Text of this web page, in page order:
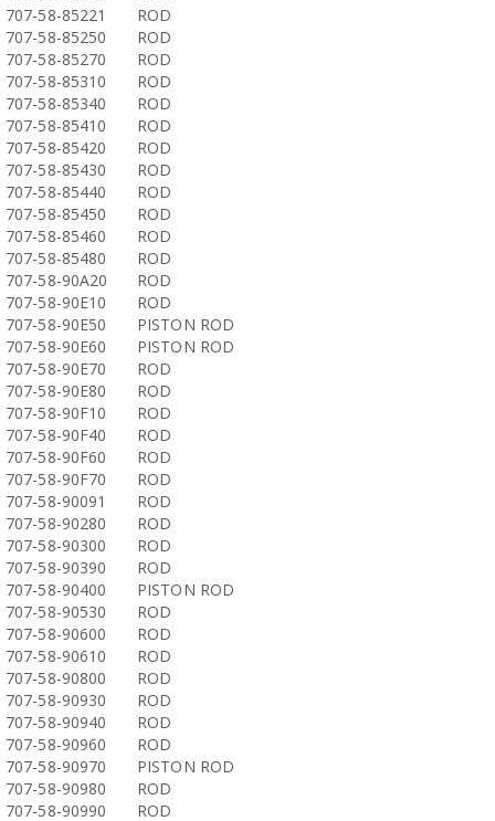
707-58-85221
ROD
707-58-85250
ROD
707-58-85270
ROD
707-58-85310
ROD
707-58-85340
ROD
707-58-85410
ROD
707-58-85420
ROD
707-58-85430
ROD
707-58-85440
ROD
707-58-85450
ROD
707-58-85460
ROD
707-58-85480
ROD
707-58-90A20
ROD
707-58-90E10
ROD
707-58-90E50
PISTON ROD
707-58-90E60
PISTON ROD
707-58-90E70
ROD
707-58-90E80
ROD
707-58-90F10
ROD
707-58-90F40
ROD
707-58-90F60
ROD
707-58-90F70
ROD
707-58-90091
ROD
707-58-90280
ROD
707-58-90300
ROD
707-58-90390
ROD
707-58-90400
PISTON ROD
707-58-90530
ROD
707-58-90600
ROD
707-58-90610
ROD
707-58-90800
ROD
707-58-90930
ROD
707-58-90940
ROD
707-58-90960
ROD
707-58-90970
PISTON ROD
707-58-90980
ROD
707-58-90990
ROD